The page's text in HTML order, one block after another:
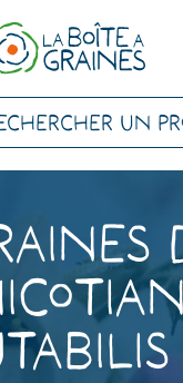
un